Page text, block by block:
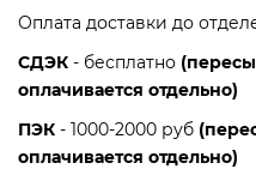
Регуляторы тяги для
Реле и автоматы
Сервоприводы
Оплата доставки до
СДЭК - бесплатно
оплачивается отдельно)
ПЭК - 1000-2000 руб
оплачивается отдельно)